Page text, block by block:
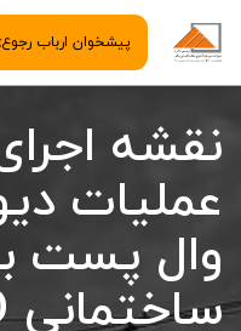
پیشخوان ارباب رجوع
نقشه
عملیات
وال پست